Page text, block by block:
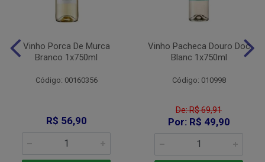
Vinho Porca De Murca
Branco 1x750ml
Código: 00160356
R$ 56,90
Vinho Pacheca Douro Doc
Blanc 1x750ml
Código: 010998
De: R$ 69,91
Por: R$ 49,90